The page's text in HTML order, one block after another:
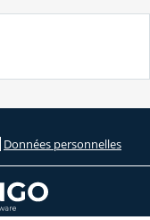
Données personnelles